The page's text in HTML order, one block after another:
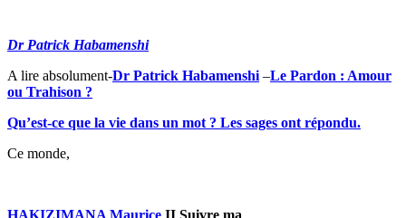
Dr Patrick Habamenshi
A lire absolument-Dr Patrick Habamenshi –Le Pardon : Amour
ou Trahison ?
Qu’est-ce que la vie dans un mot ? Les sages ont répondu.
Ce monde,
HAKIZIMANA Maurice II Suivre ma